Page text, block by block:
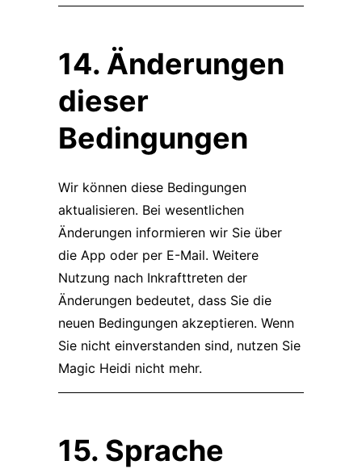
14. Änderungen
dieser
Bedingungen
Wir können diese Bedingungen
aktualisieren. Bei wesentlichen
Änderungen informieren wir Sie über
die App oder per E-Mail. Weitere
Nutzung nach Inkrafttreten der
Änderungen bedeutet, dass Sie die
neuen Bedingungen akzeptieren. Wenn
Sie nicht einverstanden sind, nutzen Sie
Magic Heidi nicht mehr.
15. Sprache